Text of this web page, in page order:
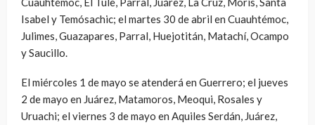
Isabel y Temósachic; el martes 30 de abril en Cuauhtémoc,
Julimes, Guazapares, Parral, Huejotitán, Matachí, Ocampo
y Saucillo.
El miércoles 1 de mayo se atenderá en Guerrero; el jueves
2 de mayo en Juárez, Matamoros, Meoqui, Rosales y
Uruachi; el viernes 3 de mayo en Aquiles Serdán, Juárez,